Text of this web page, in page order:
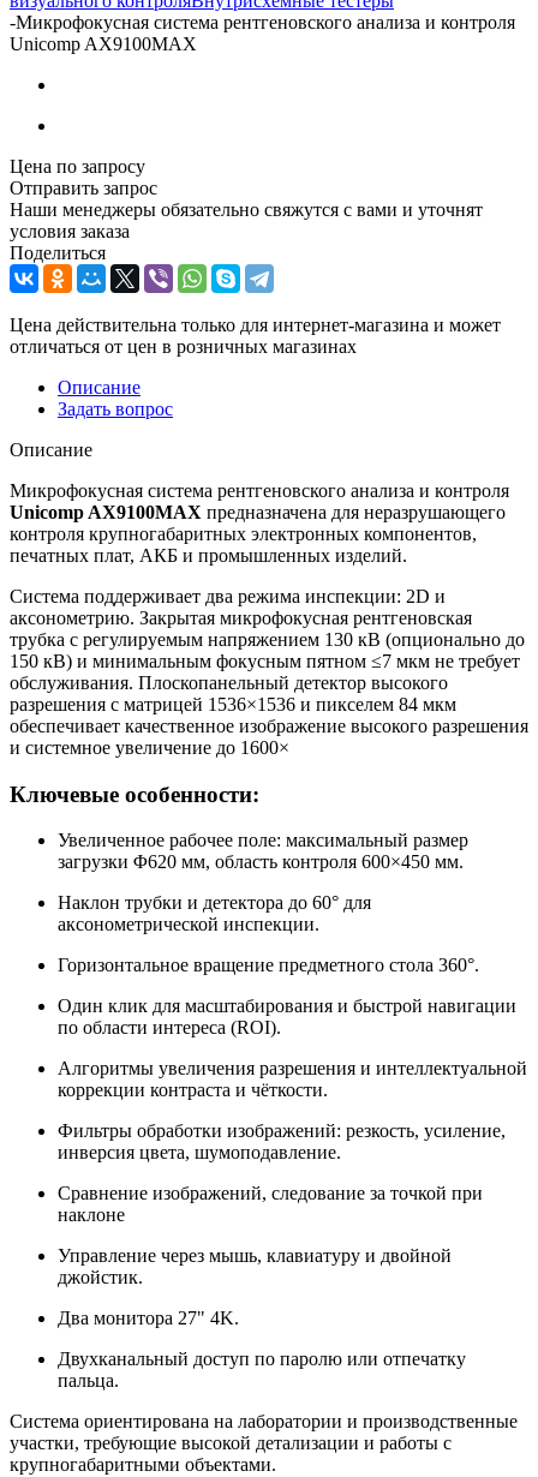
-Микрофокусная система рентгеновского анализа и контроля
Unicomp AX9100MAX
Цена по запросу
Отправить запрос
Наши менеджеры обязательно свяжутся с вами и уточнят
условия заказа
Поделиться
Цена действительна только для интернет-магазина и может
отличаться от цен в розничных магазинах
Описание
Задать вопрос
Описание
Микрофокусная система рентгеновского анализа и контроля
Unicomp AX9100MAX предназначена для неразрушающего
контроля крупногабаритных электронных компонентов,
печатных плат, АКБ и промышленных изделий.
Система поддерживает два режима инспекции: 2D и
аксонометрию. Закрытая микрофокусная рентгеновская
трубка с регулируемым напряжением 130 кВ (опционально до
150 кВ) и минимальным фокусным пятном ≤7 мкм не требует
обслуживания. Плоскопанельный детектор высокого
разрешения с матрицей 1536×1536 и пикселем 84 мкм
обеспечивает качественное изображение высокого разрешения
и системное увеличение до 1600×
Ключевые особенности:
Увеличенное рабочее поле: максимальный размер
загрузки Φ620 мм, область контроля 600×450 мм.
Наклон трубки и детектора до 60° для
аксонометрической инспекции.
Горизонтальное вращение предметного стола 360°.
Один клик для масштабирования и быстрой навигации
по области интереса (ROI).
Алгоритмы увеличения разрешения и интеллектуальной
коррекции контраста и чёткости.
Фильтры обработки изображений: резкость, усиление,
инверсия цвета, шумоподавление.
Сравнение изображений, следование за точкой при
наклоне
Управление через мышь, клавиатуру и двойной
джойстик.
Два монитора 27" 4K.
Двухканальный доступ по паролю или отпечатку
пальца.
Система ориентирована на лаборатории и производственные
участки, требующие высокой детализации и работы с
крупногабаритными объектами.